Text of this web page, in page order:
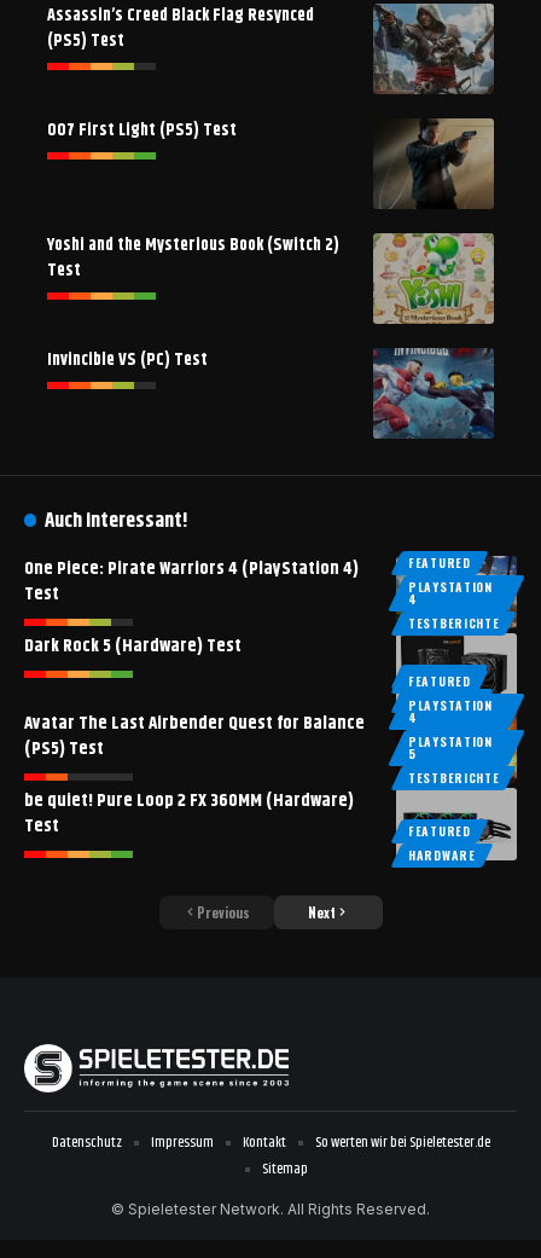
Assassin’s Creed Black Flag Resynced
(PS5) Test
007 First Light (PS5) Test
Yoshi and the Mysterious Book (Switch 2)
Test
Invincible VS (PC) Test
Auch interessant!
FEATURED
PLAYSTATION
4
TESTBERICHTE
One Piece: Pirate Warriors 4 (PlayStation 4)
Test
FEATURED
HARDWARE
Dark Rock 5 (Hardware) Test
FEATURED
PLAYSTATION
4
PLAYSTATION
5
TESTBERICHTE
Avatar The Last Airbender Quest for Balance
(PS5) Test
FEATURED
HARDWARE
be quiet! Pure Loop 2 FX 360MM (Hardware)
Test
Previous Next
© Spieletester Network. All Rights Reserved.
Datenschutz Impressum Kontakt
So werten wir bei Spieletester.de
Sitemap